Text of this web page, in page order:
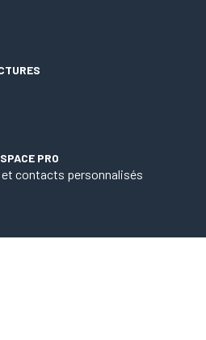
PRO
contacts personnalisés